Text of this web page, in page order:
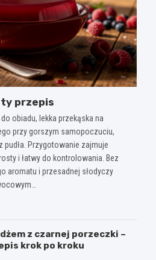
przepis
obiadu, lekka przekąska na
przy gorszym samopoczuciu,
Przygotowanie zajmuje
i łatwy do kontrolowania. Bez
aromatu i przesadnej słodyczy
z czarnej porzeczki –
krok po kroku